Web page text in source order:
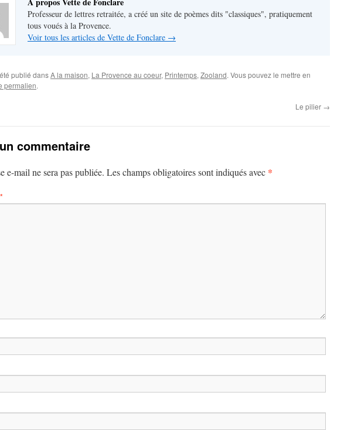
Professeur de lettres retraitée, a créé un site de poèmes dits "classiques", pratiquement
tous voués à la Provence.
Voir tous les articles de Vette de Fonclare →
publié dansA la maison, La Provence au coeur, Printemps, Zooland. Vous pouvez le mettre en
permalien.
Le pilier →
commentaire
e-mail ne sera pas publiée. Les champs obligatoires sont indiqués avec *
*